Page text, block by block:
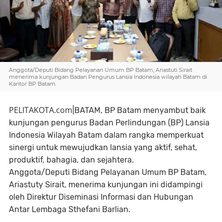
Anggota/Deputi Bidang Pelayanan Umum BP Batam, Ariastuti Sirait
menerima kunjungan Badan Pengurus Lansia Indonesia wilayah Batam di
Kantor BP Batam.
PELITAKOTA.com |BATAM, BP Batam menyambut baik
kunjungan pengurus Badan Perlindungan (BP) Lansia
Indonesia Wilayah Batam dalam rangka memperkuat
sinergi untuk mewujudkan lansia yang aktif, sehat,
produktif, bahagia, dan sejahtera.
Anggota/Deputi Bidang Pelayanan Umum BP Batam,
Ariastuty Sirait, menerima kunjungan ini didampingi
oleh Direktur Diseminasi Informasi dan Hubungan
Antar Lembaga Sthefani Barlian.